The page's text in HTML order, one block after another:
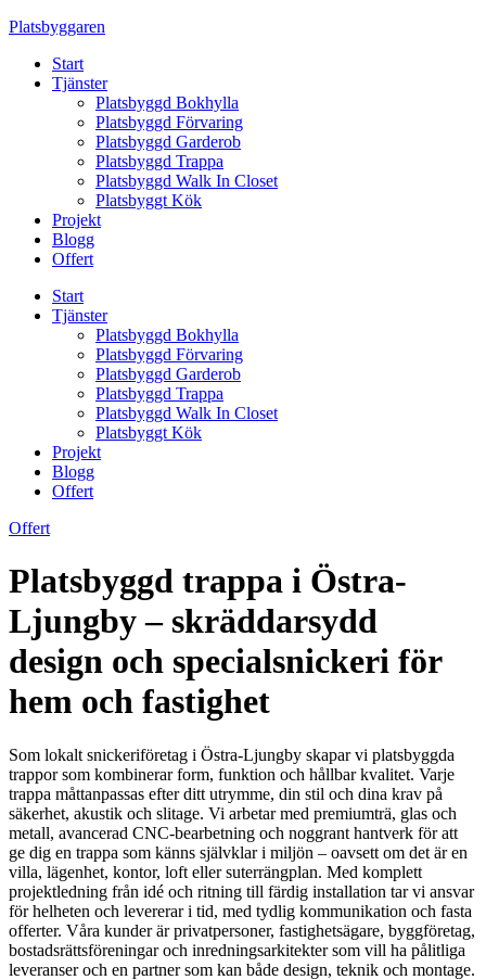
Skip
content
Platsbyggaren
Start
Tjänster
Platsbyggd Bokhylla
Platsbyggd Förvaring
Platsbyggd Garderob
Platsbyggd Trappa
Platsbyggd Walk In Closet
Platsbyggt Kök
Projekt
Blogg
Offert
Start
Tjänster
Platsbyggd Bokhylla
Platsbyggd Förvaring
Platsbyggd Garderob
Platsbyggd Trappa
Platsbyggd Walk In Closet
Platsbyggt Kök
Projekt
Blogg
Offert
Offert
Platsbyggd trappa i Östra-
Ljungby – skräddarsydd
design och specialsnickeri för
hem och fastighet
Som lokalt snickeriföretag i Östra-Ljungby skapar vi platsbyggda
trappor som kombinerar form, funktion och hållbar kvalitet. Varje
trappa måttanpassas efter ditt utrymme, din stil och dina krav på
säkerhet, akustik och slitage. Vi arbetar med premiumträ, glas och
metall, avancerad CNC-bearbetning och noggrant hantverk för att
ge dig en trappa som känns självklar i miljön – oavsett om det är en
villa, lägenhet, kontor, loft eller suterrängplan. Med komplett
projektledning från idé och ritning till färdig installation tar vi ansvar
för helheten och levererar i tid, med tydlig kommunikation och fasta
offerter. Våra kunder är privatpersoner, fastighetsägare, byggföretag,
bostadsrättsföreningar och inredningsarkitekter som vill ha pålitliga
leveranser och en partner som kan både design, teknik och montage.